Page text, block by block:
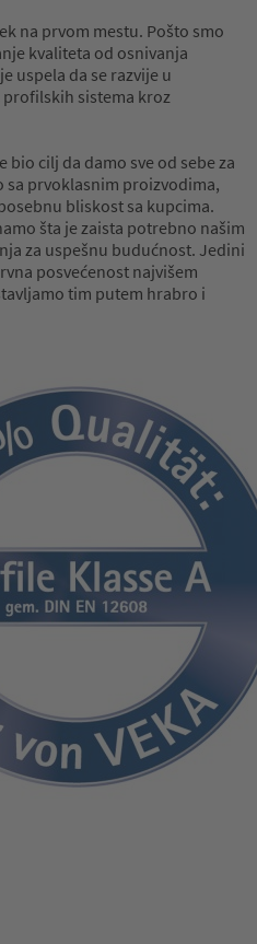
na prvom mestu. Pošto smo
kvaliteta od osnivanja
uspela da se razvije u
profilskih sistema kroz
bio cilj da damo sve od sebe za
sa prvoklasnim proizvodima,
bliskost sa kupcima.
šta je zaista potrebno našim
za uspešnu budućnost. Jedini
posvećenost najvišem
tim putem hrabro i